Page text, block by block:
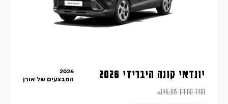
יונדאי קונה היברידי 2026
מחיר מחירון ₪176,395
2026
המבצעים של אורן